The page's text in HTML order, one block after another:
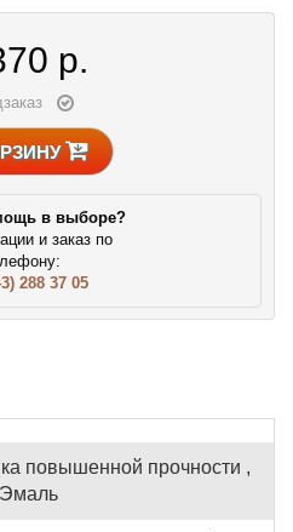
р.
в выборе?
и заказ по
288 37 05
повышенной прочности ,